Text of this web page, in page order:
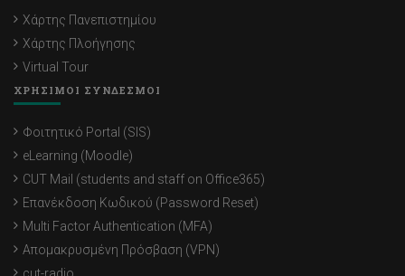
Χάρτης Πανεπιστημίου
Χάρτης Πλοήγησης
Virtual Tour
ΧΡΗΣΙΜΟΙ ΣΥΝΔΕΣΜΟΙ
Φοιτητικό Portal (SIS)
eLearning (Moodle)
CUT Mail (students and staff on Office365)
Επανέκδοση Κωδικού (Password Reset)
Multi Factor Authentication (MFA)
Απομακρυσμένη Πρόσβαση (VPN)